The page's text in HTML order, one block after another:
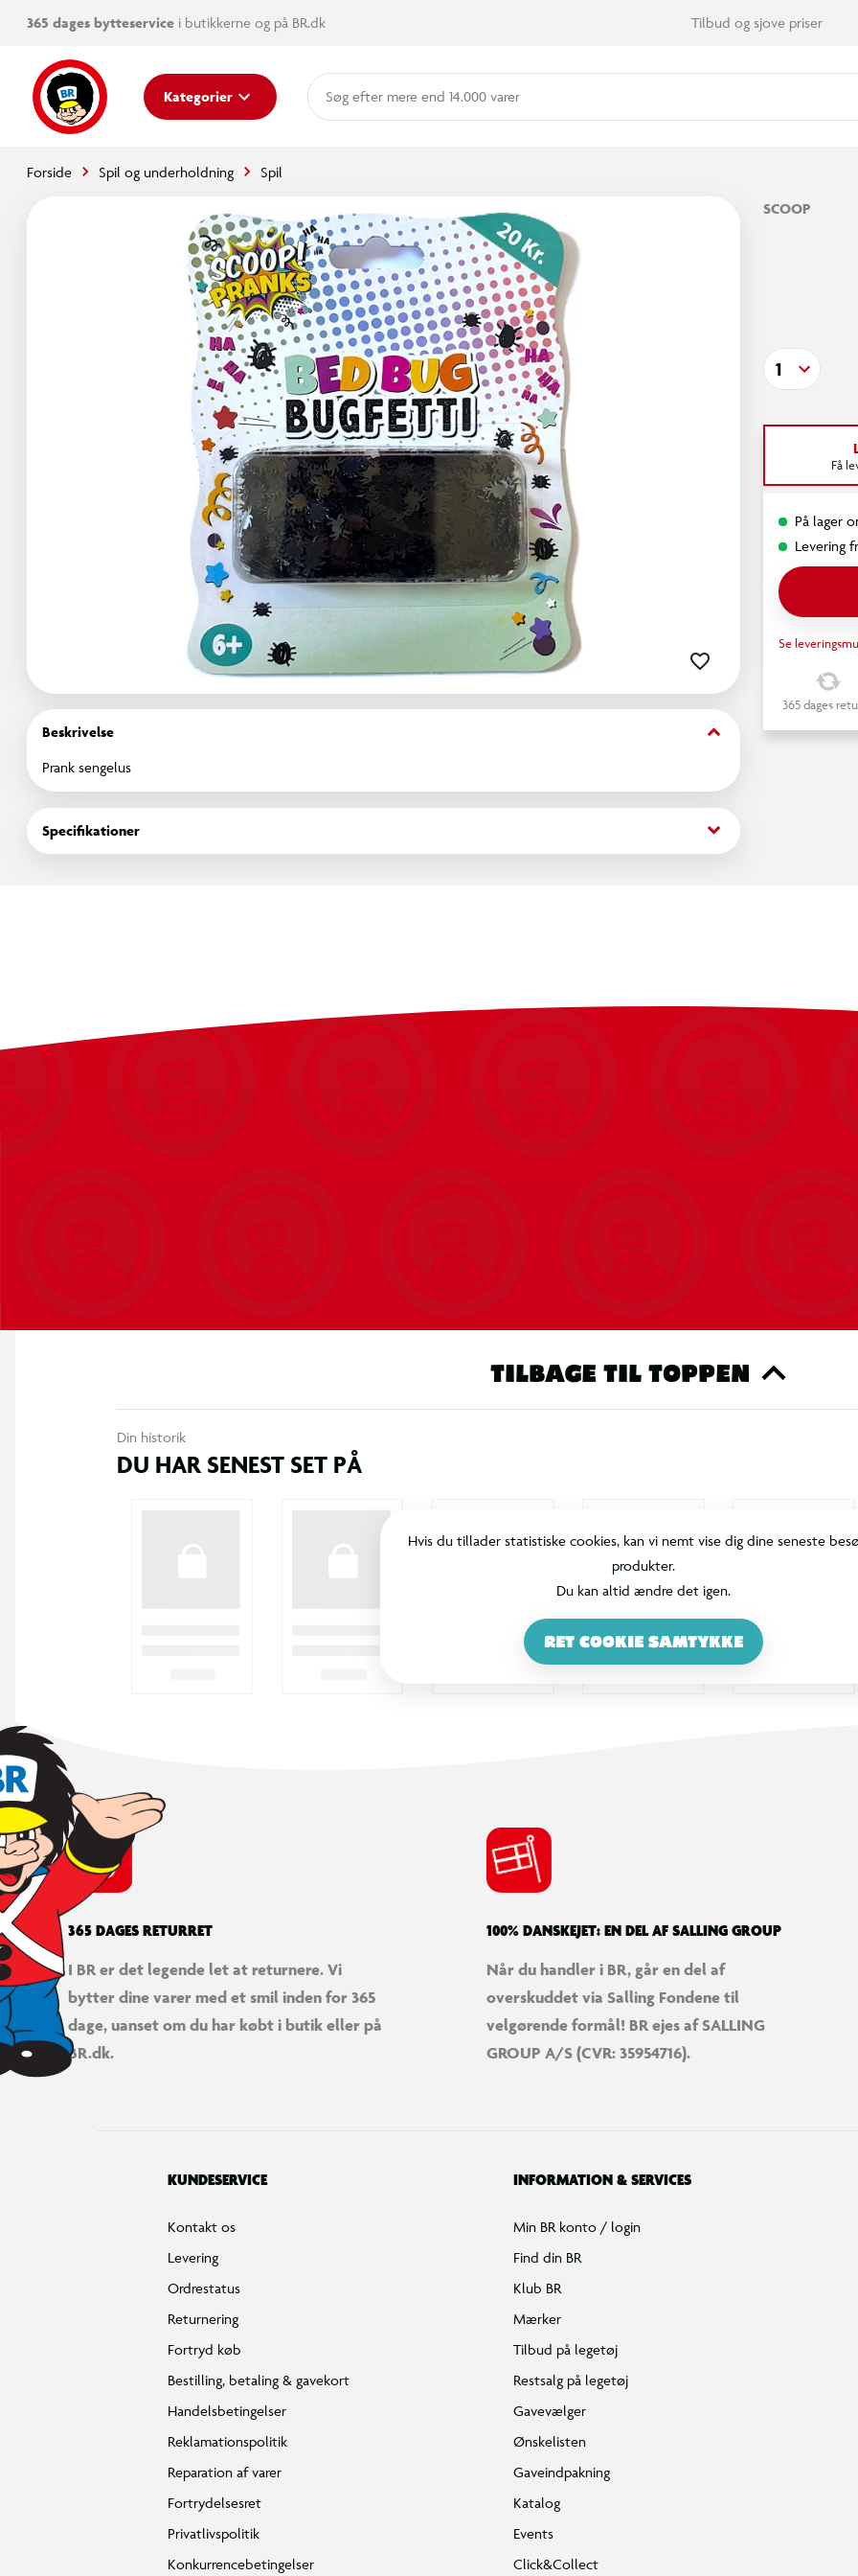
365 dages bytteservice i butikkerne og på BR.dk Tilbud og sjove priser
Kategorier mere end 14.000 varer
Forside Spil og underholdning Spil
Beskrivelse keyboard_arrow_down
Prank sengelus
Specifikationer keyboard_arrow_down
SCOOP
1
Få
På lager
Levering
Se
365 dages
TILBAGE TIL TOPPEN
Din historik
DU HAR SENEST SET PÅ
Hvis du tillader statistiske cookies, kan vi nemt vise dig dine seneste
produkter.
Du kan altid ændre det igen.
RET COOKIE SAMTYKKE
365 DAGES RETURRET
I BR er det legende let at returnere. Vi
bytter dine varer med et smil inden for 365
dage, uanset om du har købt i butik eller på
BR.dk.
100% DANSKEJET: EN DEL AF SALLING GROUP
Når du handler i BR, går en del af
overskuddet via Salling Fondene til
velgørende formål! BR ejes af SALLING
GROUP A/S (CVR: 35954716).
KUNDESERVICE
Kontakt os
Levering
Ordrestatus
Returnering
Fortryd køb
Bestilling, betaling & gavekort
Handelsbetingelser
Reklamationspolitik
Reparation af varer
Fortrydelsesret
Privatlivspolitik
Konkurrencebetingelser
INFORMATION & SERVICES
Min BR konto / login
Find din BR
Klub BR
Mærker
Tilbud på legetøj
Restsalg på legetøj
Gavevælger
Ønskelisten
Gaveindpakning
Katalog
Events
Click&Collect